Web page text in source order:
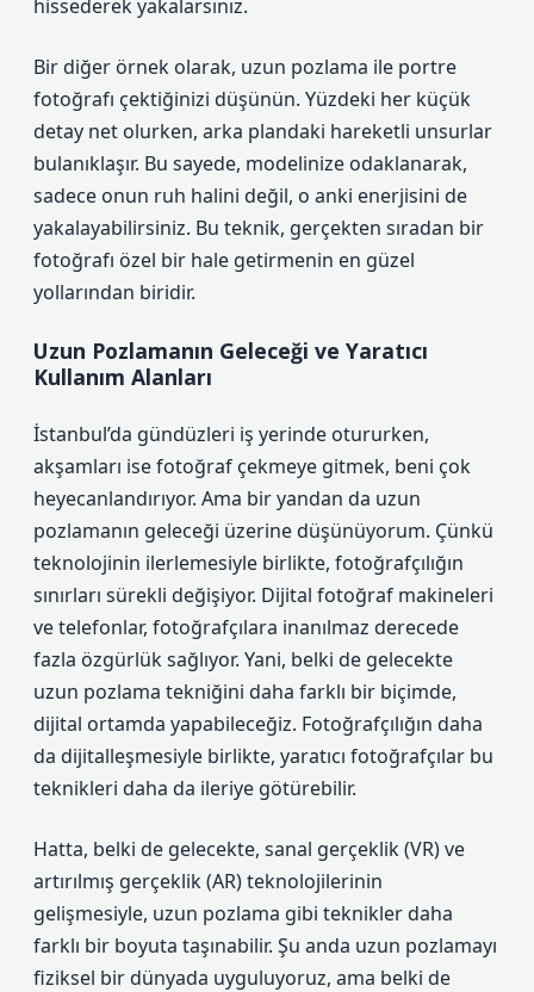
hissederek yakalarsınız.
Bir diğer örnek olarak, uzun pozlama ile portre
fotoğrafı çektiğinizi düşünün. Yüzdeki her küçük
detay net olurken, arka plandaki hareketli unsurlar
bulanıklaşır. Bu sayede, modelinize odaklanarak,
sadece onun ruh halini değil, o anki enerjisini de
yakalayabilirsiniz. Bu teknik, gerçekten sıradan bir
fotoğrafı özel bir hale getirmenin en güzel
yollarından biridir.
Uzun Pozlamanın Geleceği ve Yaratıcı
Kullanım Alanları
İstanbul’da gündüzleri iş yerinde otururken,
akşamları ise fotoğraf çekmeye gitmek, beni çok
heyecanlandırıyor. Ama bir yandan da uzun
pozlamanın geleceği üzerine düşünüyorum. Çünkü
teknolojinin ilerlemesiyle birlikte, fotoğrafçılığın
sınırları sürekli değişiyor. Dijital fotoğraf makineleri
ve telefonlar, fotoğrafçılara inanılmaz derecede
fazla özgürlük sağlıyor. Yani, belki de gelecekte
uzun pozlama tekniğini daha farklı bir biçimde,
dijital ortamda yapabileceğiz. Fotoğrafçılığın daha
da dijitalleşmesiyle birlikte, yaratıcı fotoğrafçılar bu
teknikleri daha da ileriye götürebilir.
Hatta, belki de gelecekte, sanal gerçeklik (VR) ve
artırılmış gerçeklik (AR) teknolojilerinin
gelişmesiyle, uzun pozlama gibi teknikler daha
farklı bir boyuta taşınabilir. Şu anda uzun pozlamayı
fiziksel bir dünyada uyguluyoruz, ama belki de